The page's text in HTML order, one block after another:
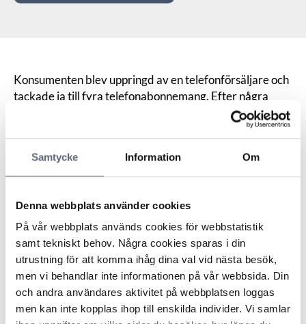
Samtycke Information Om
Denna webbplats använder cookies
På vår webbplats används cookies för webbstatistik
samt tekniskt behov. Några cookies sparas i din
utrustning för att komma ihåg dina val vid nästa besök,
men vi behandlar inte informationen på vår webbsida. Din
och andra användares aktivitet på webbplatsen loggas
men kan inte kopplas ihop till enskilda individer. Vi samlar
Konsumenten blev uppringd av en telefonförsäljare och
tackade ja till fyra telefonabonnemang. Efter några
dagar ångrade sig konsumenten och meddelade
Operatören ansåg att ångern inte kommit in i rätt tid
eftersom den inte gjorts på rätt sätt. Operatören
orderbekräftelsen där det framgick hur man skulle
ångra sig.
ARN framhöll att distansavtalslagens regler är
tvingande till konsumentens förmån och att eventuella
formkrav är utan verkan om de är till konsumentens
nackdel. De krav som ställs enligt lagen är att ett
meddelande vara tydligt och lämnas på ett